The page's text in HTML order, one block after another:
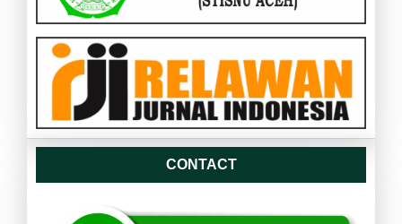
CONTACT